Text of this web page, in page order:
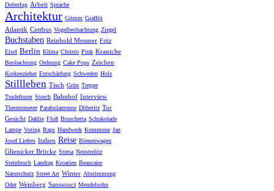
Doberlug Arbeit Sprache
Architektur Grimm Graffiti
Atlantik Cottbus Vogelbeobachtung Ziegel
Buchstaben Reinhold Messner Fritz
Eisel Berlin Klima Christo Pink Kraniche
Beobachtung Ordnung Cake Pops Zeichen
Korkenzieher Entschärfung Schweden Holz
Stillleben Tisch Grün Treppe
Trudelturm Storch Bahnhof Interview
Thermometer Parabolantenne Döberitz Tor
Gesicht Dahlie Floß Bruschetta Schokolade
Lampe Voting Raps Handwerk Kommune Jan
Josef Liefers Italien Reise Bienenwagen
Glienicker Brücke Stresa Neustrelitz
Steinbruch Landtag Kroatien Beaucaire
Naturschutz Street Art Winter Abstimmung
Oder Weinberg Sanssouci Mendelsohn